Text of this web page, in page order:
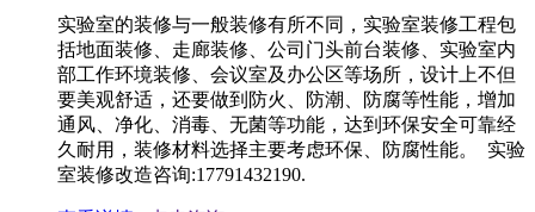
实验室的装修与一般装修有所不同，实验室装修工程包
括地面装修、走廊装修、公司门头前台装修、实验室内
部工作环境装修、会议室及办公区等场所，设计上不但
要美观舒适，还要做到防火、防潮、防腐等性能，增加
通风、净化、消毒、无菌等功能，达到环保安全可靠经
久耐用，装修材料选择主要考虑环保、防腐性能。 实验
室装修改造咨询:17791432190.